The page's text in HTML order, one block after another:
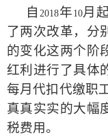
自 2018年 10月
了两次改革，分
的变化这两个阶
红利进行了具体
每月代扣代缴职
真真实实的大幅
税费用。